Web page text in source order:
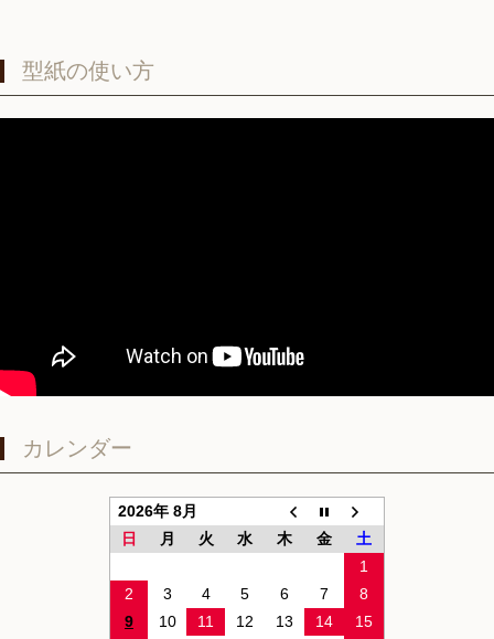
型紙の使い方
カレンダー
2026年 8月
日
月 火 水 木 金
土
1
2
3 4 5 6 7
8
9
10 11 12 13 14
15